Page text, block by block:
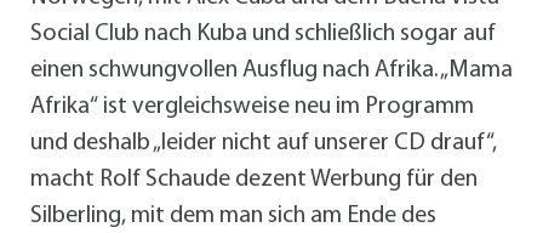
Social Club nach Kuba und schließlich sogar auf
einen schwungvollen Ausflug nach Afrika. „Mama
Afrika“ ist vergleichsweise neu im Programm
und deshalb „leider nicht auf unserer CD drauf“,
macht Rolf Schaude dezent Werbung für den
Silberling, mit dem man sich am Ende des